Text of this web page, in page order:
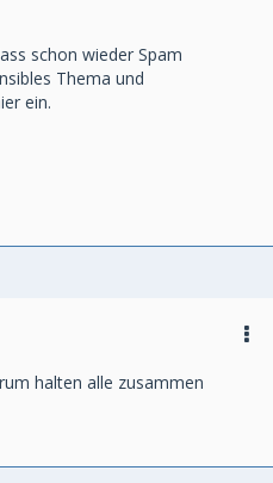
schon wieder Spam
Thema und
ein.
halten alle zusammen